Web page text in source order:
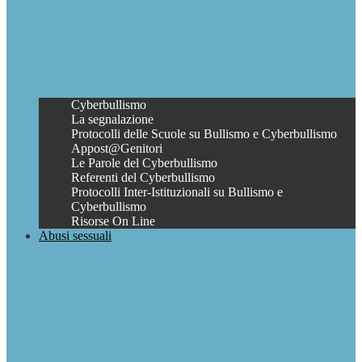
Cyberbullismo
La segnalazione
Protocolli delle Scuole su Bullismo e Cyberbullismo
Appost@Genitori
Le Parole del Cyberbullismo
Referenti del Cyberbullismo
Protocolli Inter-Istituzionali su Bullismo e
Cyberbullismo
Risorse On Line
Abusi sessuali